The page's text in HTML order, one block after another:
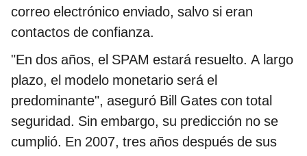
correo electrónico enviado, salvo si eran
contactos de confianza.
"En dos años, el SPAM estará resuelto. A largo
plazo, el modelo monetario será el
predominante", aseguró Bill Gates con total
seguridad. Sin embargo, su predicción no se
cumplió. En 2007, tres años después de sus